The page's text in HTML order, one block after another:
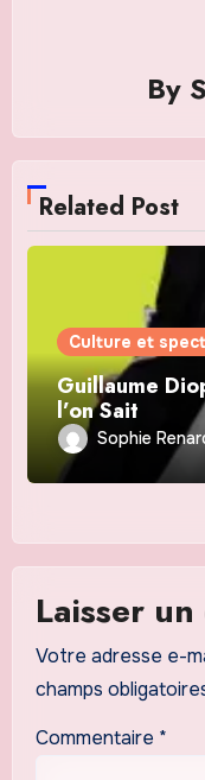
By
Related Post
Culture et
Guillaume
l’on Sait
Sophie
Laisser
Votre adresse e-
champs
Commentaire *